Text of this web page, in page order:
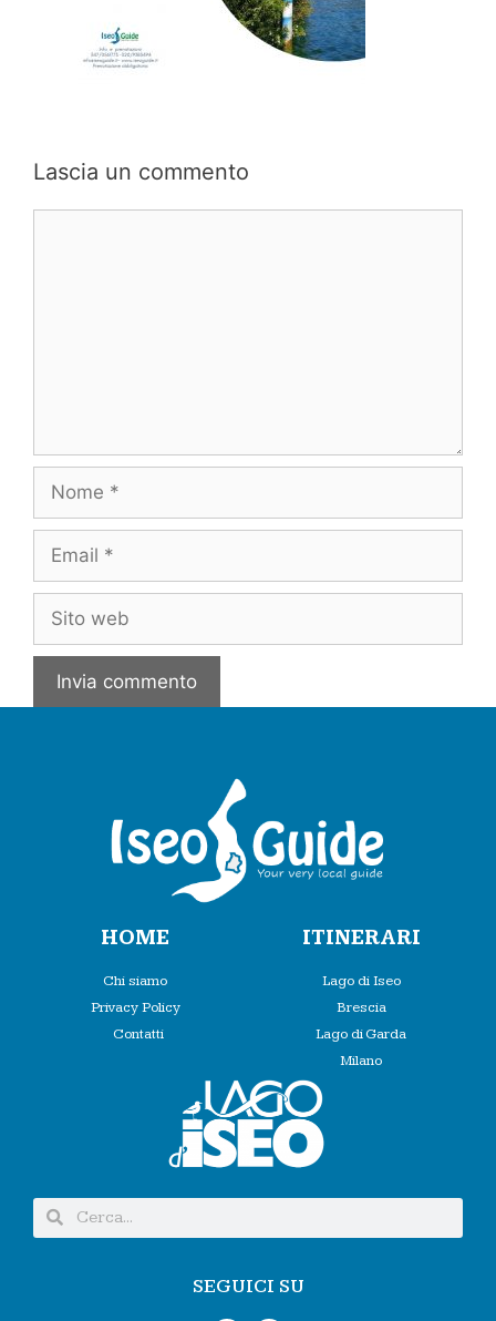
Lascia un commento
HOME
Chi siamo
Privacy Policy
Contatti
ITINERARI
Lago di Iseo
Brescia
Lago di Garda
Milano
SEGUICI SU